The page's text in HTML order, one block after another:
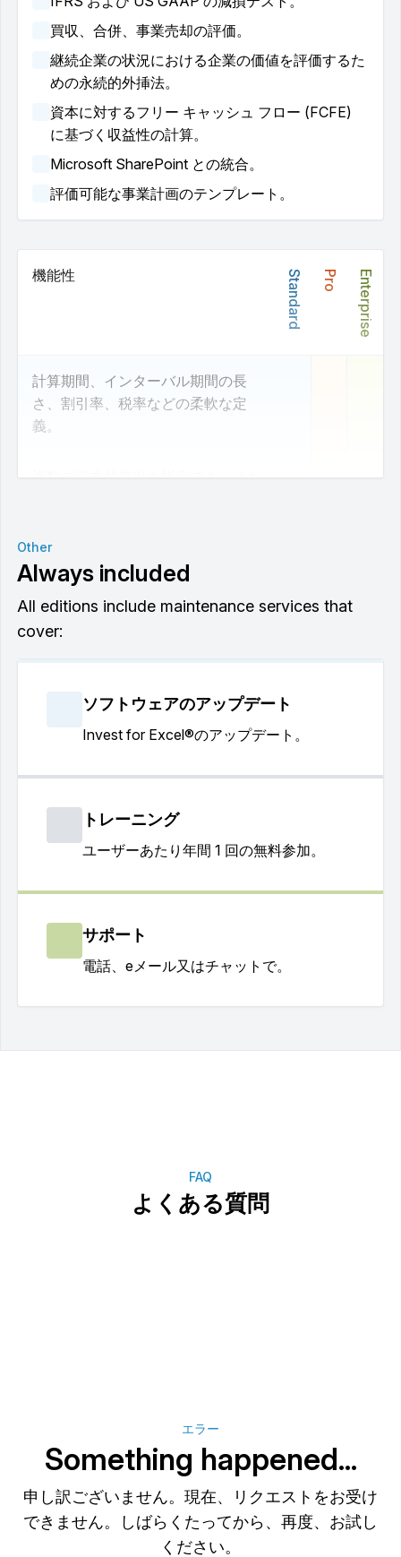
買収、合併、事業売却の評価。
継続企業の状況における企業の価値を評価するた
めの永続的外挿法。
資本に対するフリー キャッシュ フロー (FCFE)
に基づく収益性の計算。
Microsoft SharePoint との統合。
評価可能な事業計画のテンプレート。
機能性 Standard Pro Enterprise
計算期間、インターバル期間の長
さ、割引率、税率などの柔軟な定
義。
複数の資本的支出を指定でき、それ
損益計算書。
運転資本の計算。
NPV、IRR、回収、RONA、EVA、
む収益性分析レポート。
チャートや表形式のレポートを使用
したさまざまな感度分析。
任意の入力変数を使用して損益分岐
さまざまな投資オプションとシナリ
最大 3 レベルの階層を作成できる
貸借対照表の自動作成。
複数通貨機能。
Other
Always included
All editions include maintenance services that
cover:
ソフトウェアのアップデート
Invest for Excel®のアップデート。
トレーニング
ユーザーあたり年間 1 回の無料参加。
サポート
電話、eメール又はチャットで。
FAQ
よくある質問
エラー
Something happened...
申し訳ございません。現在、リクエストをお受け
できません。しばらくたってから、再度、お試し
ください。